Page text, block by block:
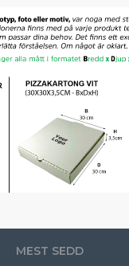
MEST SEDD